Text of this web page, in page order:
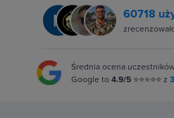
60718
Średnia ocena
Google to 4.9/5 ⭐⭐⭐⭐⭐ z